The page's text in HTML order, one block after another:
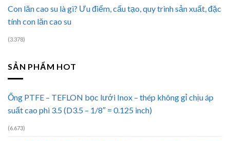
Con lăn cao su là gì? Ưu điểm, cấu tạo, quy trình sản xuất, đặc
tính con lăn cao su
(3.378)
SẢN PHẨM HOT
Ống PTFE – TEFLON bọc lưới Inox – thép không gỉ chịu áp
suất cao phi 3.5 (D3.5 – 1/8″ = 0.125 inch)
(6.673)